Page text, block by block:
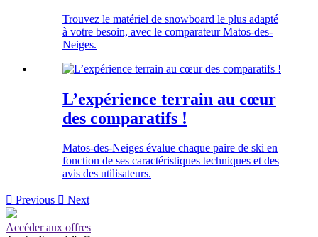
Trouvez le matériel de snowboard le plus adapté
à votre besoin, avec le comparateur Matos-des-
Neiges.
L’expérience terrain au cœur
des comparatifs !
Matos-des-Neiges évalue chaque paire de ski en
fonction de ses caractéristiques techniques et des
avis des utilisateurs.
 Previous  Next
Accéder aux offres